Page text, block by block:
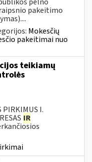
pakeitimo
Mokesčių
pakeitimai nuo
teikiamų
PIRKIMUS I.
IR